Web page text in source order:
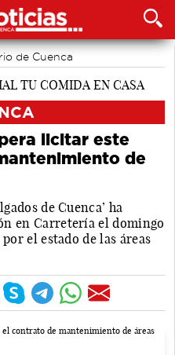
de Cuenca
licitar este
de
de Cuenca’ ha
en Carretería el domingo
el estado de las áreas